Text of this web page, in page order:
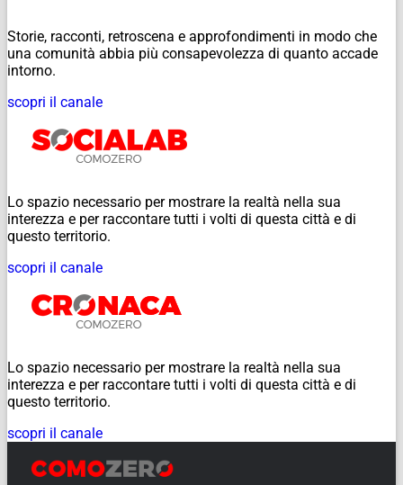
Storie, racconti, retroscena e approfondimenti in modo che
una comunità abbia più consapevolezza di quanto accade
intorno.
scopri il canale
Lo spazio necessario per mostrare la realtà nella sua
interezza e per raccontare tutti i volti di questa città e di
questo territorio.
scopri il canale
Lo spazio necessario per mostrare la realtà nella sua
interezza e per raccontare tutti i volti di questa città e di
questo territorio.
scopri il canale